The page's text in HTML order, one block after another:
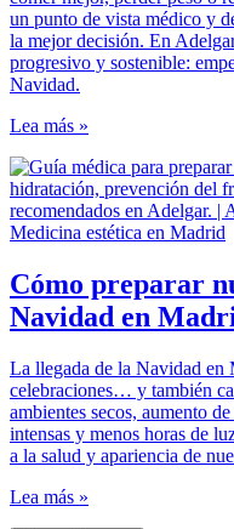
un punto de vista médico y
la mejor decisión. En
progresivo y sostenible:
Navidad.
Lea más »
Cómo preparar
Navidad en
La llegada de la Navidad en
celebraciones… y también
ambientes secos, aumento
intensas y menos horas de
a la salud y apariencia de
Lea más »